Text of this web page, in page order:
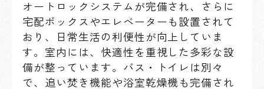
オートロックシステムが完備され、さらに
宅配ボックスやエレベーターも設置されて
おり、日常生活の利便性が向上していま
す。室内には、快適性を重視した多彩な設
備が整っています。バス・トイレは別々
で、追い焚き機能や浴室乾燥機も完備され